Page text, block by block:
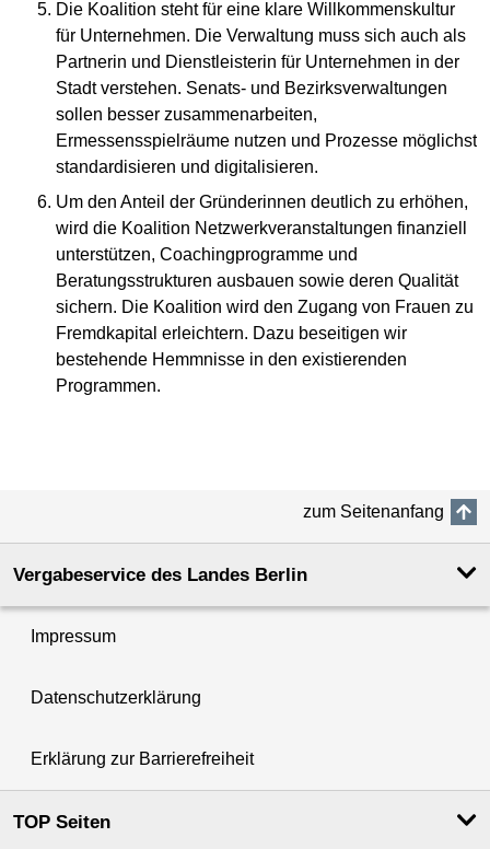
Die Koalition steht für eine klare Willkommenskultur
für Unternehmen. Die Verwaltung muss sich auch als
Partnerin und Dienstleisterin für Unternehmen in der
Stadt verstehen. Senats- und Bezirksverwaltungen
sollen besser zusammenarbeiten,
Ermessensspielräume nutzen und Prozesse möglichst
standardisieren und digitalisieren.
Um den Anteil der Gründerinnen deutlich zu erhöhen,
wird die Koalition Netzwerkveranstaltungen finanziell
unterstützen, Coachingprogramme und
Beratungsstrukturen ausbauen sowie deren Qualität
sichern. Die Koalition wird den Zugang von Frauen zu
Fremdkapital erleichtern. Dazu beseitigen wir
bestehende Hemmnisse in den existierenden
Programmen.
zum Seitenanfang
Vergabeservice des Landes Berlin
Impressum
Datenschutzerklärung
Erklärung zur Barrierefreiheit
TOP Seiten